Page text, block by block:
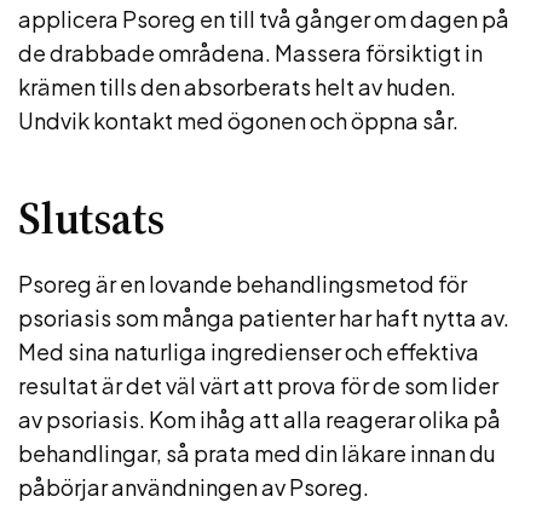
applicera Psoreg en till två gånger om dagen på
de drabbade områdena. Massera försiktigt in
krämen tills den absorberats helt av huden.
Undvik kontakt med ögonen och öppna sår.
Slutsats
Psoreg är en lovande behandlingsmetod för
psoriasis som många patienter har haft nytta av.
Med sina naturliga ingredienser och effektiva
resultat är det väl värt att prova för de som lider
av psoriasis. Kom ihåg att alla reagerar olika på
behandlingar, så prata med din läkare innan du
påbörjar användningen av Psoreg.